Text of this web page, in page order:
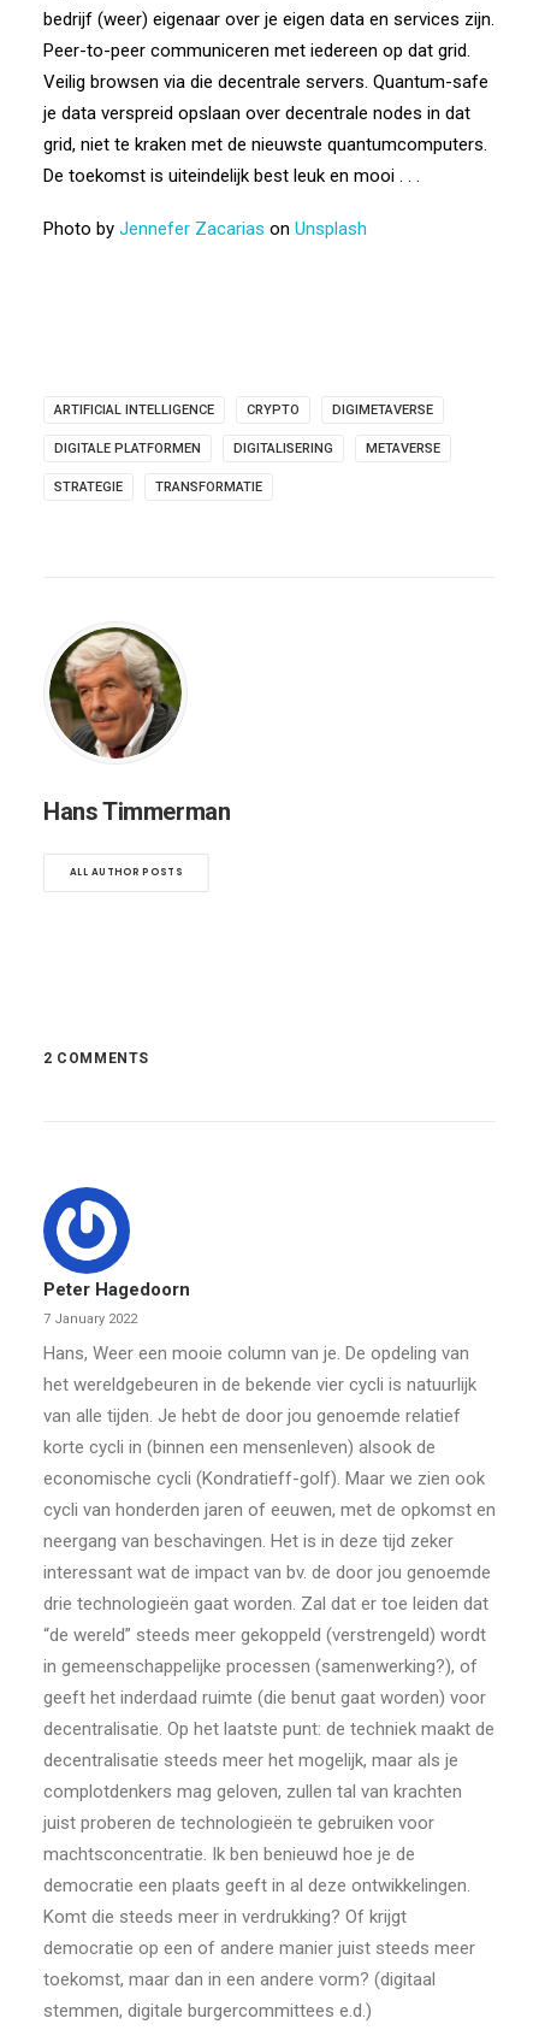
bedrijf (weer) eigenaar over je eigen data en services zijn.
Peer-to-peer communiceren met iedereen op dat grid.
Veilig browsen via die decentrale servers. Quantum-safe
je data verspreid opslaan over decentrale nodes in dat
grid, niet te kraken met de nieuwste quantumcomputers.
De toekomst is uiteindelijk best leuk en mooi . . .
Photo by Jennefer Zacarias on Unsplash
ARTIFICIAL INTELLIGENCE CRYPTO DIGIMETAVERSE
DIGITALE PLATFORMEN DIGITALISERING METAVERSE
STRATEGIE TRANSFORMATIE
Hans Timmerman
ALL AUTHOR POSTS
2 COMMENTS
Peter Hagedoorn
7 January 2022
Hans, Weer een mooie column van je. De opdeling van
het wereldgebeuren in de bekende vier cycli is natuurlijk
van alle tijden. Je hebt de door jou genoemde relatief
korte cycli in (binnen een mensenleven) alsook de
economische cycli (Kondratieff-golf). Maar we zien ook
cycli van honderden jaren of eeuwen, met de opkomst en
neergang van beschavingen. Het is in deze tijd zeker
interessant wat de impact van bv. de door jou genoemde
drie technologieën gaat worden. Zal dat er toe leiden dat
“de wereld” steeds meer gekoppeld (verstrengeld) wordt
in gemeenschappelijke processen (samenwerking?), of
geeft het inderdaad ruimte (die benut gaat worden) voor
decentralisatie. Op het laatste punt: de techniek maakt de
decentralisatie steeds meer het mogelijk, maar als je
complotdenkers mag geloven, zullen tal van krachten
juist proberen de technologieën te gebruiken voor
machtsconcentratie. Ik ben benieuwd hoe je de
democratie een plaats geeft in al deze ontwikkelingen.
Komt die steeds meer in verdrukking? Of krijgt
democratie op een of andere manier juist steeds meer
toekomst, maar dan in een andere vorm? (digitaal
stemmen, digitale burgercommittees e.d.)